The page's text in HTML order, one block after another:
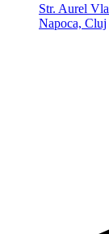
Str. Aurel
Napoca, Cluj